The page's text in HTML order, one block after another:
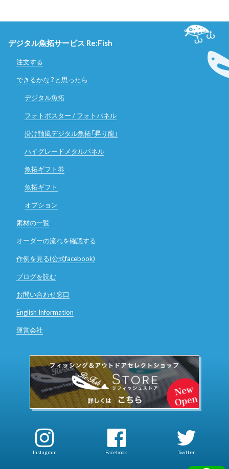
デジタル魚拓サービス Re:Fish
注文する
できるかな？と思ったら
デジタル魚拓
フォトポスター / フォトパネル
掛け軸風デジタル魚拓「昇り龍」
ハイグレードメタルパネル
魚拓ギフト券
魚拓ギフト
オプション
素材の一覧
オーダーの流れを確認する
作例を見る(公式facebook)
ブログを読む
お問い合わせ窓口
English Information
運営会社
Instagram Facebook Twitter